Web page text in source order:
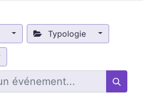
Typologie